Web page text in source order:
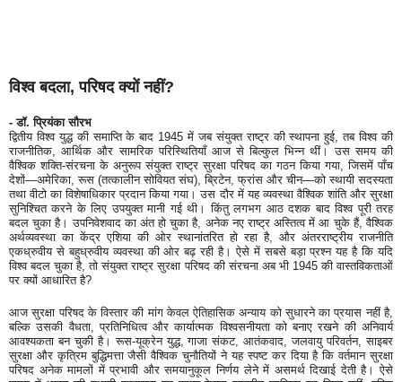
विश्व बदला, परिषद क्यों नहीं?
- डॉ. प्रियंका सौरभ
द्वितीय विश्व युद्ध की समाप्ति के बाद 1945 में जब संयुक्त राष्ट्र की स्थापना हुई, तब विश्व की
राजनीतिक, आर्थिक और सामरिक परिस्थितियाँ आज से बिल्कुल भिन्न थीं। उस समय की
वैश्विक शक्ति-संरचना के अनुरूप संयुक्त राष्ट्र सुरक्षा परिषद का गठन किया गया, जिसमें पाँच
देशों—अमेरिका, रूस (तत्कालीन सोवियत संघ), ब्रिटेन, फ्रांस और चीन—को स्थायी सदस्यता
तथा वीटो का विशेषाधिकार प्रदान किया गया। उस दौर में यह व्यवस्था वैश्विक शांति और सुरक्षा
सुनिश्चित करने के लिए उपयुक्त मानी गई थी। किंतु लगभग आठ दशक बाद विश्व पूरी तरह
बदल चुका है। उपनिवेशवाद का अंत हो चुका है, अनेक नए राष्ट्र अस्तित्व में आ चुके हैं, वैश्विक
अर्थव्यवस्था का केंद्र एशिया की ओर स्थानांतरित हो रहा है, और अंतरराष्ट्रीय राजनीति
एकध्रुवीय से बहुध्रुवीय व्यवस्था की ओर बढ़ रही है। ऐसे में सबसे बड़ा प्रश्न यह है कि यदि
विश्व बदल चुका है, तो संयुक्त राष्ट्र सुरक्षा परिषद की संरचना अब भी 1945 की वास्तविकताओं
पर क्यों आधारित है?
आज सुरक्षा परिषद के विस्तार की मांग केवल ऐतिहासिक अन्याय को सुधारने का प्रयास नहीं है,
बल्कि उसकी वैधता, प्रतिनिधित्व और कार्यात्मक विश्वसनीयता को बनाए रखने की अनिवार्य
आवश्यकता बन चुकी है। रूस-यूक्रेन युद्ध, गाजा संकट, आतंकवाद, जलवायु परिवर्तन, साइबर
सुरक्षा और कृत्रिम बुद्धिमत्ता जैसी वैश्विक चुनौतियों ने यह स्पष्ट कर दिया है कि वर्तमान सुरक्षा
परिषद अनेक मामलों में प्रभावी और समयानुकूल निर्णय लेने में असमर्थ दिखाई देती है। ऐसे